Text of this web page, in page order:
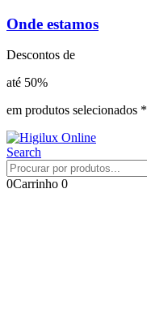
Onde estamos
Descontos de
até 50%
em produtos selecionados *
Search
0Carrinho 0